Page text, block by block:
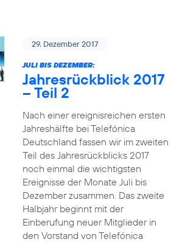
29. Dezember 2017
JULI BIS DEZEMBER:
Jahresrückblick 2017
– Teil 2
Nach einer ereignisreichen ersten
Jahreshälfte bei Telefónica
Deutschland fassen wir im zweiten
Teil des Jahresrückblicks 2017
noch einmal die wichtigsten
Ereignisse der Monate Juli bis
Dezember zusammen. Das zweite
Halbjahr beginnt mit der
Einberufung neuer Mitglieder in
den Vorstand von Telefónica